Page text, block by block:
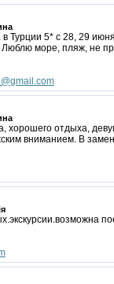
Турции 5* с 28, 29
море, пляж, не
хорошего отдыха,
вниманием. В